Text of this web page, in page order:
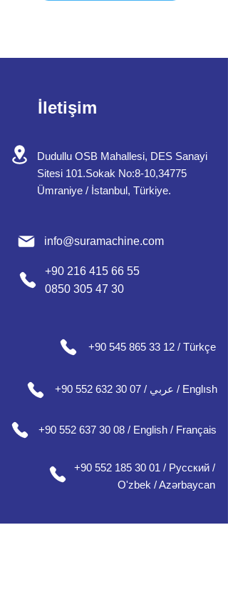
İletişim
Dudullu OSB Mahallesi, DES Sanayi
Sitesi 101.Sokak No:8-10,34775
Ümraniye / İstanbul, Türkiye.
info@suramachine.com
+90 216 415 66 55
0850 305 47 30
+90 545 865 33 12 / Türkçe
+90 552 632 30 07 / عربي / Englısh
+90 552 637 30 08 / English / Français
+90 552 185 30 01 / Русский /
О'zbek / Azərbaycan